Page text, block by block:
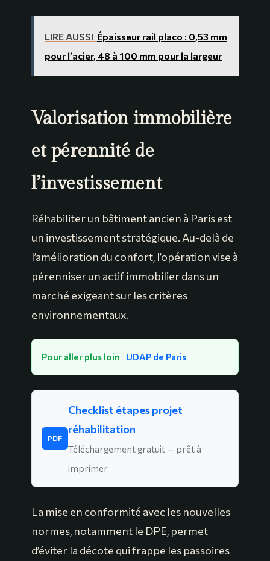
LIRE AUSSI Épaisseur rail placo : 0,53 mm
pour l’acier, 48 à 100 mm pour la largeur
Valorisation immobilière
et pérennité de
l’investissement
Réhabiliter un bâtiment ancien à Paris est
un investissement stratégique. Au-delà de
l’amélioration du confort, l’opération vise à
pérenniser un actif immobilier dans un
marché exigeant sur les critères
environnementaux.
Pour aller plus loin UDAP de Paris
PDF
Checklist étapes projet
réhabilitation
Téléchargement gratuit — prêt à
imprimer
La mise en conformité avec les nouvelles
normes, notamment le DPE, permet
d’éviter la décote qui frappe les passoires